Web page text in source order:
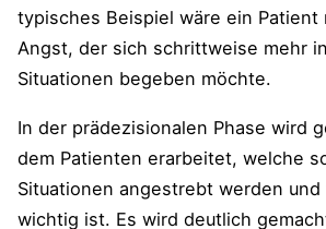
typisches Beispiel wäre ein Patient
Angst, der sich schrittweise mehr
Situationen begeben möchte.
In der prädezisionalen Phase wird
dem Patienten erarbeitet, welche
Situationen angestrebt werden und
wichtig ist. Es wird deutlich